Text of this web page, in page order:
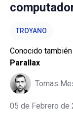
TROYANO
Conocido
Parallax
Tomas
05 de Febrero de